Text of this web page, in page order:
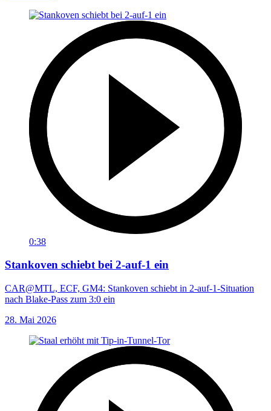
0:38
Stankoven schiebt bei 2-auf-1 ein
CAR@MTL, ECF, GM4: Stankoven schiebt in 2-auf-1-Situation
nach Blake-Pass zum 3:0 ein
28. Mai 2026